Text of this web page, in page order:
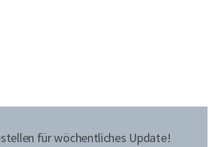
für wöchentliches Update!